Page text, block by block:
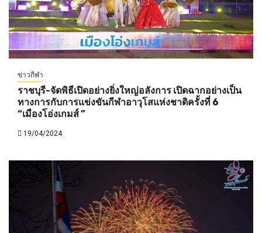
ข่าวกีฬา
ราชบุรี-จัดพิธีเปิดอย่างยิ่งใหญ่อลังการ เปิดฉากอย่างเป็น
ทางการกับการแข่งขันกีฬาอาวุโสแห่งชาติครั้งที่ 6
“เมืองโอ่งเกมส์ ”
19/04/2024